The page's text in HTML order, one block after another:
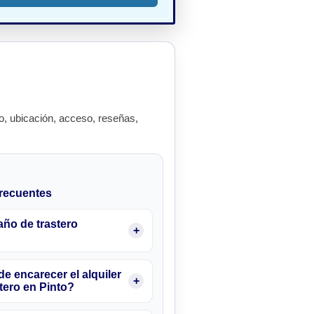
ubicación, acceso, reseñas,
de trastero
encarecer el alquiler
en Pinto?